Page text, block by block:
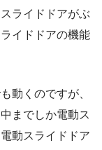
ライドドアがぶ
イドドアの機能
動くのですが、
までしか電動ス
動スライドドア